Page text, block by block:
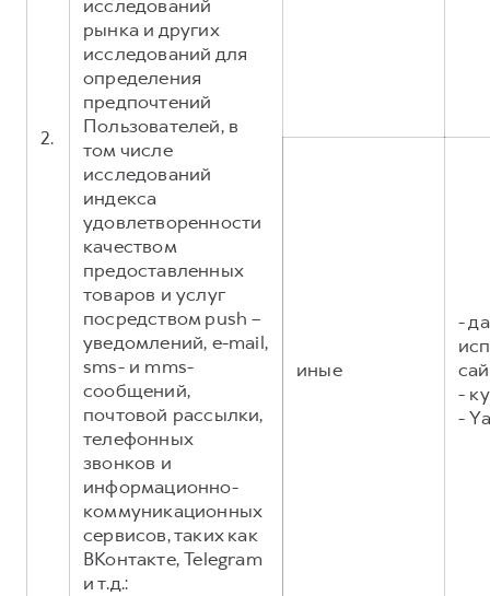
2.
исследований
рынка и других
исследований для
определения
предпочтений
Пользователей, в
том числе
исследований
индекса
удовлетворенности
качеством
предоставленных
товаров и услуг
посредством push –
уведомлений, e-mail,
sms- и mms-
сообщений,
почтовой рассылки,
телефонных
звонков и
информационно-
коммуникационных
сервисов, таких как
ВКонтакте, Telegram
и т.д.:
иные
-
-
-